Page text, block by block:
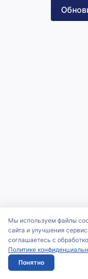
Мы используем файлы
сайта и улучшения
соглашаетесь с
Политике
Понятно